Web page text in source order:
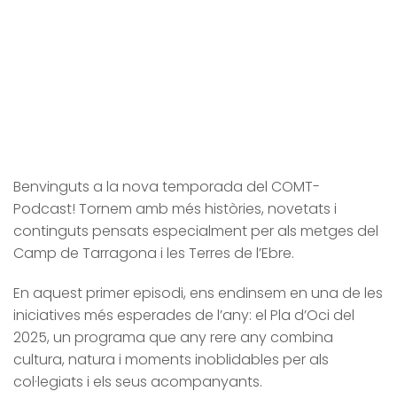
Benvinguts a la nova temporada del COMT-
Podcast! Tornem amb més històries, novetats i
continguts pensats especialment per als metges del
Camp de Tarragona i les Terres de l’Ebre.
En aquest primer episodi, ens endinsem en una de les
iniciatives més esperades de l’any: el Pla d’Oci del
2025, un programa que any rere any combina
cultura, natura i moments inoblidables per als
col·legiats i els seus acompanyants.